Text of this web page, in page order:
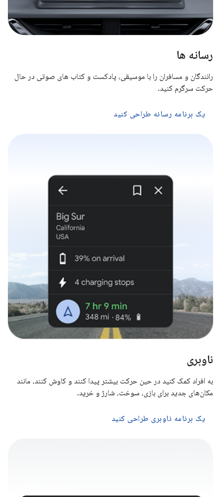
رسانه ها
رانندگان و مسافران را با موسیقی، پادکست و کتاب های صوتی در حال
حرکت سرگرم کنید.
یک برنامه رسانه طراحی کنید
ناوبری
به افراد کمک کنید در حین حرکت بیشتر پیدا کنند و کاوش کنند، مانند
مکان‌های جدید برای بازی، سوخت، شارژ و خرید.
یک برنامه ناوبری طراحی کنید